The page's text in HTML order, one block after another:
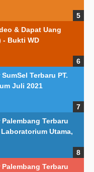
& Dapat Uang
- Bukti WD
Terbaru PT.
Juli 2021
Terbaru
Utama,
Terbaru